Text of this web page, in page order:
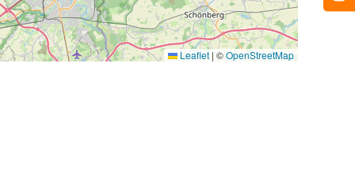
Leaflet | ©OpenStreetMap